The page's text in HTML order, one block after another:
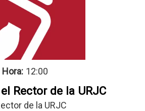
Hora: 12:00
Rector de la URJC
de la URJC